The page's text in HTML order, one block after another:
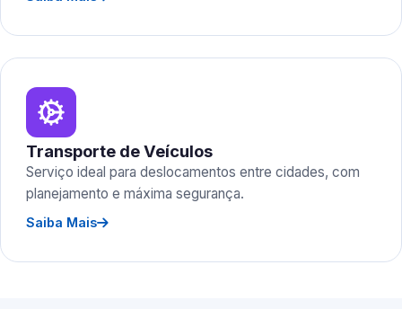
Transporte de Veículos
Serviço ideal para deslocamentos entre cidades, com
planejamento e máxima segurança.
Saiba Mais